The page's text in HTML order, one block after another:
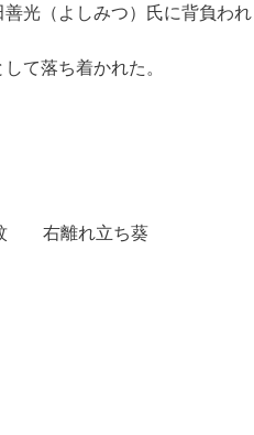
（よしみつ）氏に背負われ
ち着かれた。
右離れ立ち葵